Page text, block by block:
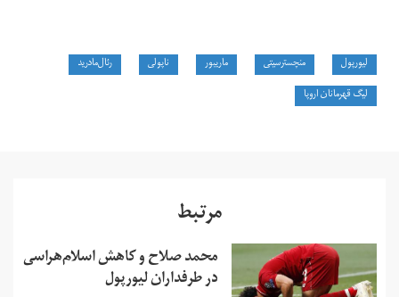
لیورپول منچسترسیتی ماریبور ناپولی
رئال‌مادرید
لیگ قهرمانان اروپا
مرتبط
محمد صلاح و کاهش اسلام‌هراسی
در طرفداران لیورپول